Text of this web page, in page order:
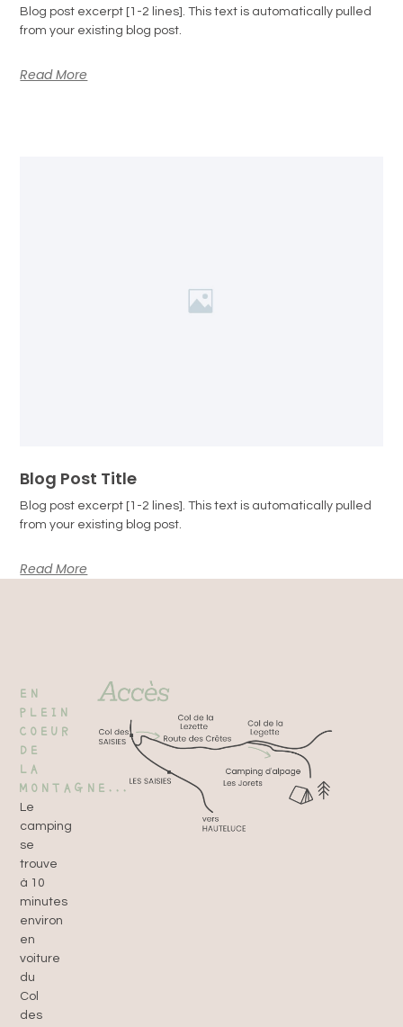
Blog post excerpt [1-2 lines]. This text is automatically pulled
from your existing blog post.
Read More
Blog Post Title
Blog post excerpt [1-2 lines]. This text is automatically pulled
from your existing blog post.
Read More
EN
PLEIN
COEUR
DE
LA
MONTAGNE...
Le
camping
se
trouve
à 10
minutes
environ
en
voiture
du
Col
des